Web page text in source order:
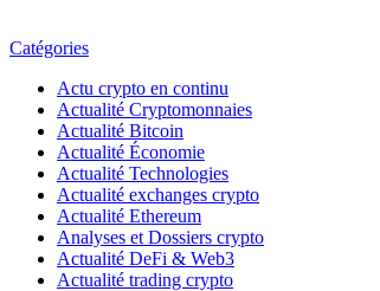
Catégories
Actu crypto en continu
Actualité Cryptomonnaies
Actualité Bitcoin
Actualité Économie
Actualité Technologies
Actualité exchanges crypto
Actualité Ethereum
Analyses et Dossiers crypto
Actualité DeFi & Web3
Actualité trading crypto